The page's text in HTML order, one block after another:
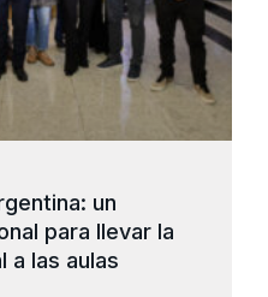
un
para llevar la
a las aulas